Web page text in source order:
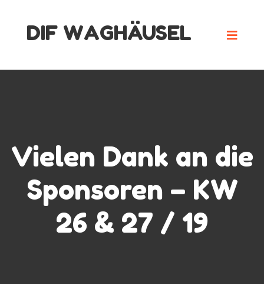
DIF WAGHÄUSEL
Vielen Dank an die
Sponsoren – KW
26 & 27 / 19